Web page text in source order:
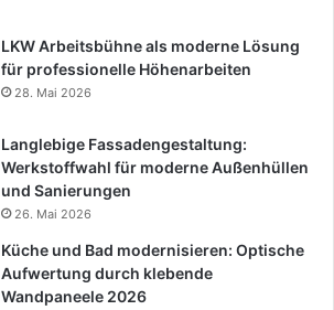
LKW Arbeitsbühne als moderne Lösung
für professionelle Höhenarbeiten
28. Mai 2026
Langlebige Fassadengestaltung:
Werkstoffwahl für moderne Außenhüllen
und Sanierungen
26. Mai 2026
Küche und Bad modernisieren: Optische
Aufwertung durch klebende
Wandpaneele 2026